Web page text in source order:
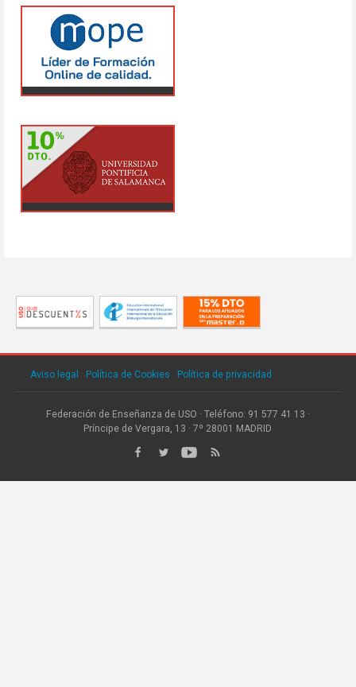
Aviso legal Política de Cookies Política de privacidad
Federación de Enseñanza de USO · Teléfono: 91 577 41 13 ·
Príncipe de Vergara, 13 · 7º 28001 MADRID